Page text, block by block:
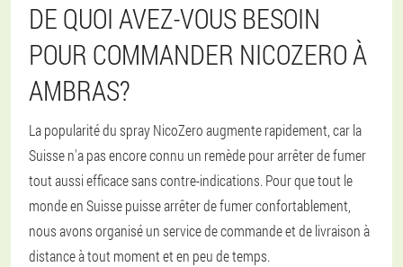
DE QUOI AVEZ-VOUS BESOIN
POUR COMMANDER NICOZERO À
AMBRAS?
La popularité du spray NicoZero augmente rapidement, car la
Suisse n'a pas encore connu un remède pour arrêter de fumer
tout aussi efficace sans contre-indications. Pour que tout le
monde en Suisse puisse arrêter de fumer confortablement,
nous avons organisé un service de commande et de livraison à
distance à tout moment et en peu de temps.